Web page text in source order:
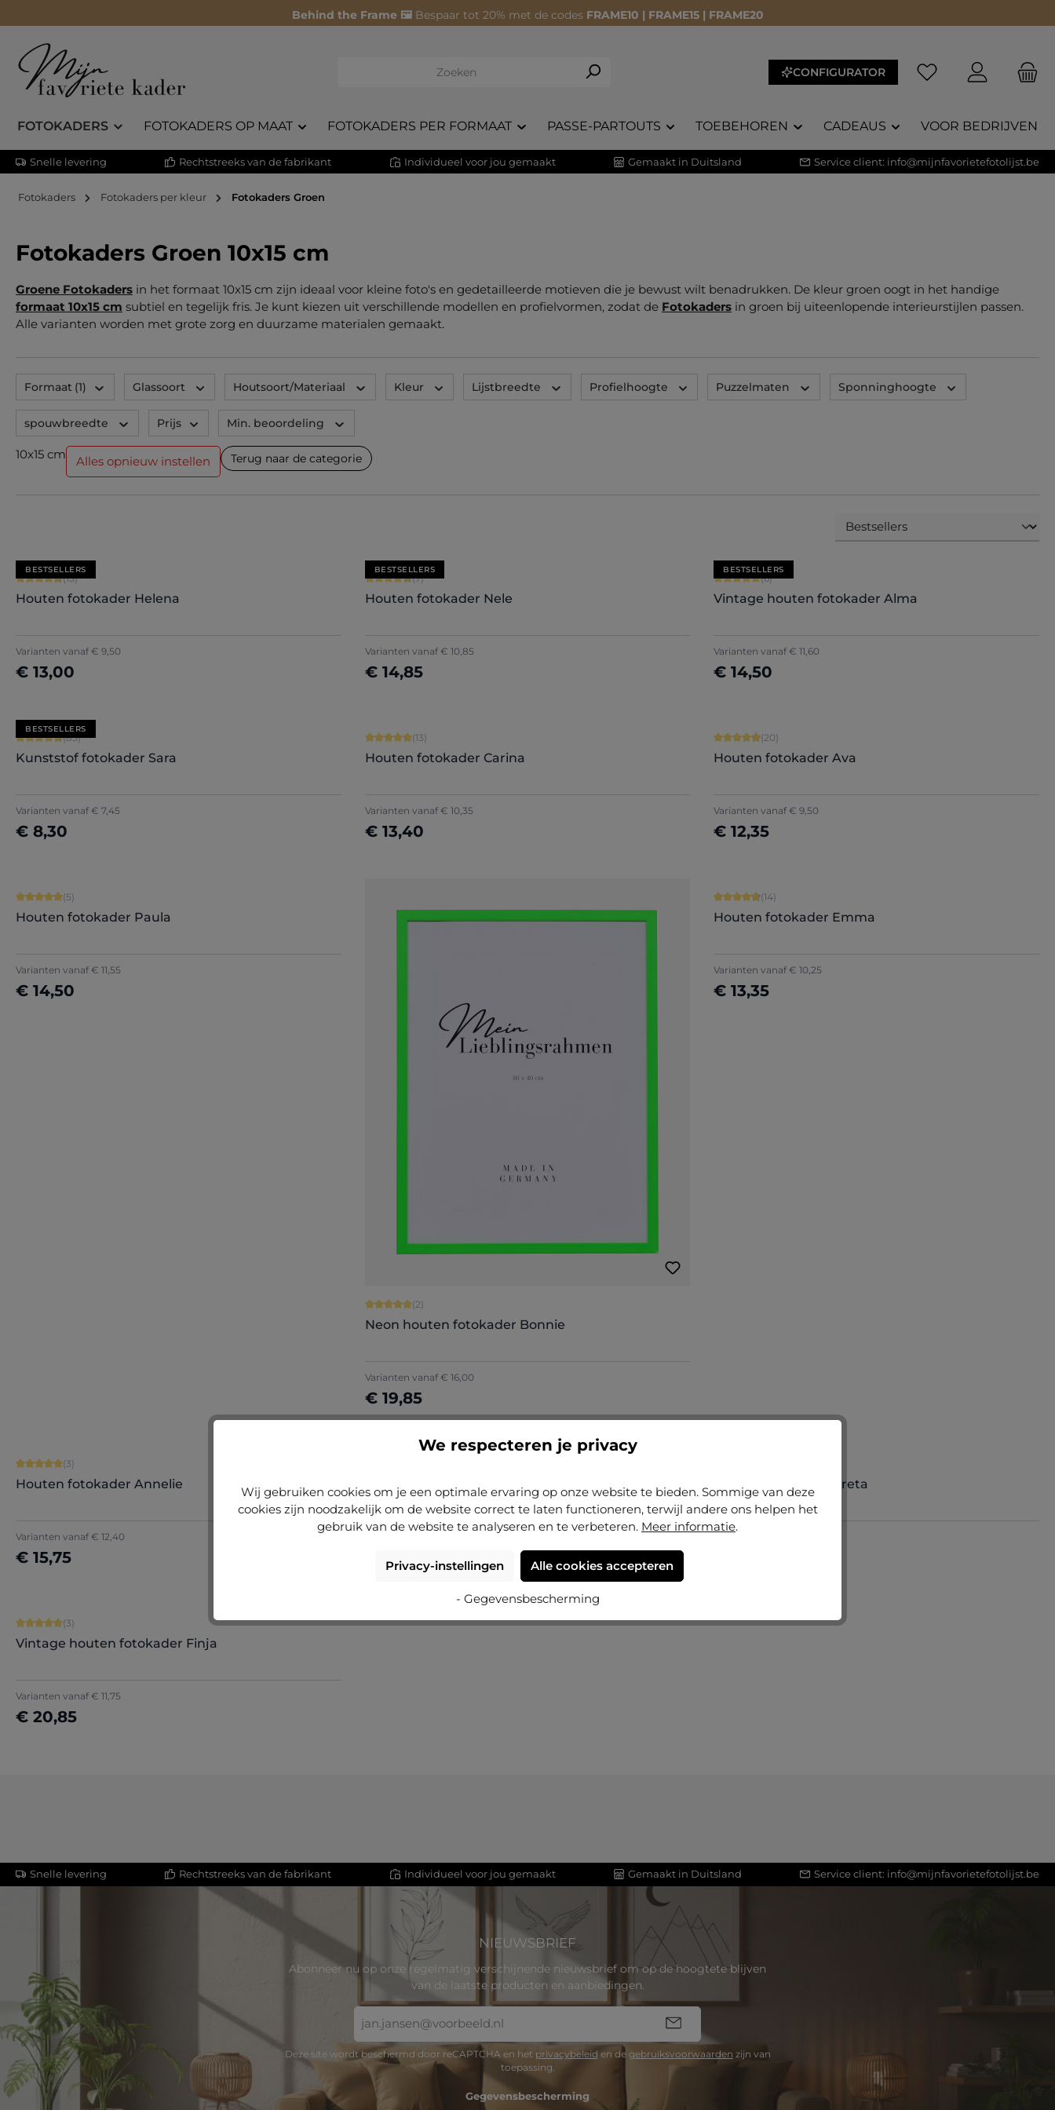
Behind the Frame 🖼️ Bespaar tot 20% met de codes FRAME10 | FRAME15 | FRAME20
CONFIGURATOR Je hebt 0 items op
FOTOKADERS FOTOKADERS OP MAAT FOTOKADERS PER FORMAAT PASSE-PARTOUTS TOEBEHOREN CADEAUS VOOR BEDRIJVEN
Snelle levering Rechtstreeks van de fabrikant Individueel voor jou gemaakt Gemaakt in Duitsland Service client: info@mijnfavorietefotolijst.be
Fotokaders Fotokaders per kleur Fotokaders Groen
Fotokaders Groen 10x15 cm
Groene Fotokaders in het formaat 10x15 cm zijn ideaal voor kleine foto's en gedetailleerde motieven die je bewust wilt benadrukken. De kleur groen oogt in het handige
formaat 10x15 cm subtiel en tegelijk fris. Je kunt kiezen uit verschillende modellen en profielvormen, zodat de Fotokaders in groen bij uiteenlopende interieurstijlen passen.
Alle varianten worden met grote zorg en duurzame materialen gemaakt.
Formaat (1) Glassoort Houtsoort/Materiaal Kleur Lijstbreedte Profielhoogte Puzzelmaten Sponninghoogte
spouwbreedte Prijs Min. beoordeling
10x15 cm Alles opnieuw instellen Terug naar de categorie
BESTSELLERS
Gemiddelde score van 4.8 op 5 sterren
(15)
Houten fotokader Helena
Varianten vanaf € 9,50
€ 13,00
Nu configureren
BESTSELLERS
Gemiddelde score van 4.71 op 5 sterren
(7)
Houten fotokader Nele
Varianten vanaf€ 10,85
€ 14,85
Nu configureren
BESTSELLERS
Gemiddelde score van 5 op 5 sterren
(6)
Vintage houten fotokader Alma
Varianten vanaf € 11,60
€ 14,50
Nu configureren
BESTSELLERS
Gemiddelde score van 4.71 op 5 sterren
(85)
Kunststof fotokader Sara
Varianten vanaf € 7,45
€ 8,30
Nu configureren
Gemiddelde score van 5 op 5 sterren
(13)
Houten fotokader Carina
Varianten vanaf€ 10,35
€ 13,40
Nu configureren
Gemiddelde score van 4.9 op 5 sterren
(20)
Houten fotokader Ava
Varianten vanaf € 9,50
€ 12,35
Nu configureren
Gemiddelde score van 5 op 5 sterren
(5)
Houten fotokader Paula
Varianten vanaf € 11,55
€ 14,50
Gemiddelde score van 5 op 5 sterren
(2)
Neon houten fotokader Bonnie
Varianten vanaf€ 16,00
€ 19,85
Nu configureren
Gemiddelde score van 4.86 op 5 sterren
(14)
Houten fotokader Emma
Varianten vanaf € 10,25
€ 13,35
Gemiddelde score van 5 op 5 sterren
(3)
Houten fotokader Annelie
Varianten vanaf € 12,40
€ 15,75
Nu configureren
Houten fotokader Nele met afstandslijst
+5
€ 18,65
Nu configureren
Houten fotokader Greta
Gemiddelde score van 5 op 5 sterren
(3)
Vintage houten fotokader Finja
Varianten vanaf € 11,75
€ 20,85
Nu configureren
Snelle levering Rechtstreeks van de fabrikant Individueel voor jou gemaakt Gemaakt in Duitsland Service client: info@mijnfavorietefotolijst.be
NIEUWSBRIEF
Abonneer nu op onze regelmatig verschijnende nieuwsbrief om op de hoogtete blijven
van de laatste producten en aanbiedingen.
mailadres
*
Deze site wordt beschermd door reCAPTCHA en het privacybeleid en de gebruiksvoorwaarden zijn van
toepassing.
Gegevensbescherming
We respecteren je privacy
Wij gebruiken cookies om je een optimale ervaring op onze website te bieden. Sommige van deze
cookies zijn noodzakelijk om de website correct te laten functioneren, terwijl andere ons helpen het
gebruik van de website te analyseren en te verbeteren. Meer informatie.
Privacy-instellingen Alle cookies accepteren
- Gegevensbescherming